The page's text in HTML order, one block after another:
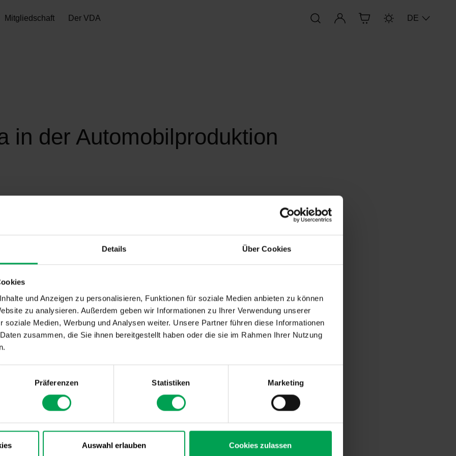
Details Über Cookies
und Anzeigen zu personalisieren, Funktionen für soziale Medien anbieten zu können
zu analysieren. Außerdem geben wir Informationen zu Ihrer Verwendung unserer
soziale Medien, Werbung und Analysen weiter. Unsere Partner führen diese Informationen
zusammen, die Sie ihnen bereitgestellt haben oder die sie im Rahmen Ihrer Nutzung
Präferenzen Statistiken Marketing
Auswahl erlauben Cookies zulassen
Mitgliedschaft Der VDA Anmelden DE
in der Automobilproduktion
Die vorliegende Studie zu „Smart Data in der Automobilproduktion“ basiert auf
Gesamtkontext der Automobilproduktion und zeigt die Potentiale für sowohl VDA-
Mitgliedsunternehmen als auch ihre Partner in der Lieferkette auf.